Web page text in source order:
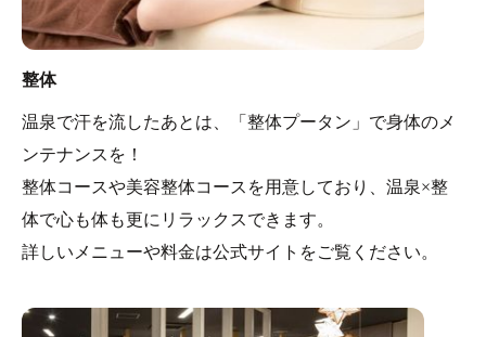
整体
温泉で汗を流したあとは、「整体プータン」で身体のメ
ンテナンスを！
整体コースや美容整体コースを用意しており、温泉×整
体で心も体も更にリラックスできます。
詳しいメニューや料金は公式サイトをご覧ください。